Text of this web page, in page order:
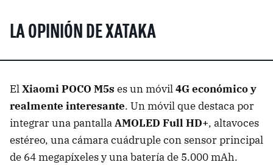
LA OPINIÓN DE XATAKA
ElXiaomi POCO M5s es un móvil4G económico y
realmente interesante. Un móvil que destaca por
integrar una pantallaAMOLED Full HD+, altavoces
estéreo, una cámara cuádruple con sensor principal
de 64 megapíxeles y una batería de 5.000 mAh.